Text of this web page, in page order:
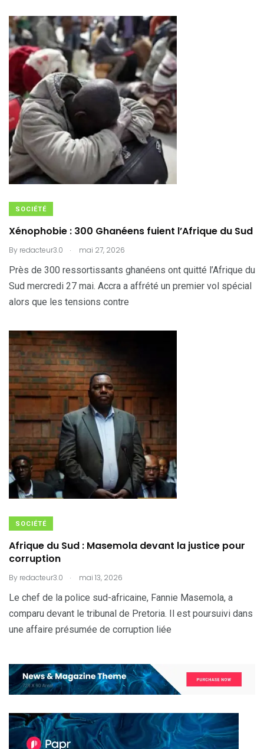
SOCIÉTÉ
Xénophobie : 300 Ghanéens fuient l’Afrique du Sud
By redacteur3.0 . mai 27, 2026
Près de 300 ressortissants ghanéens ont quitté l’Afrique du
Sud mercredi 27 mai. Accra a affrété un premier vol spécial
alors que les tensions contre
SOCIÉTÉ
Afrique du Sud : Masemola devant la justice pour
corruption
By redacteur3.0 . mai 13, 2026
Le chef de la police sud-africaine, Fannie Masemola, a
comparu devant le tribunal de Pretoria. Il est poursuivi dans
une affaire présumée de corruption liée